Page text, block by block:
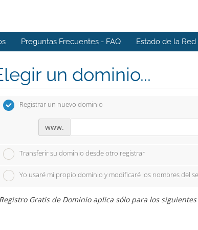
Preguntas Frecuentes - FAQ Estado de la Red
un dominio...
Registrar un nuevo dominio
www.
Transferir su dominio desde otro registrar
Yo usaré mi propio dominio y modificaré los nombres del
Registro Gratis de Dominio aplica sólo para los